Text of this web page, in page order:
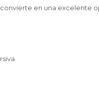
en una excelente